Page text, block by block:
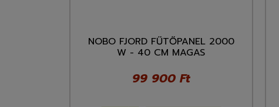
NOBO FJORD FŰTŐPANEL 2000
W - 40 CM MAGAS
99 900 Ft